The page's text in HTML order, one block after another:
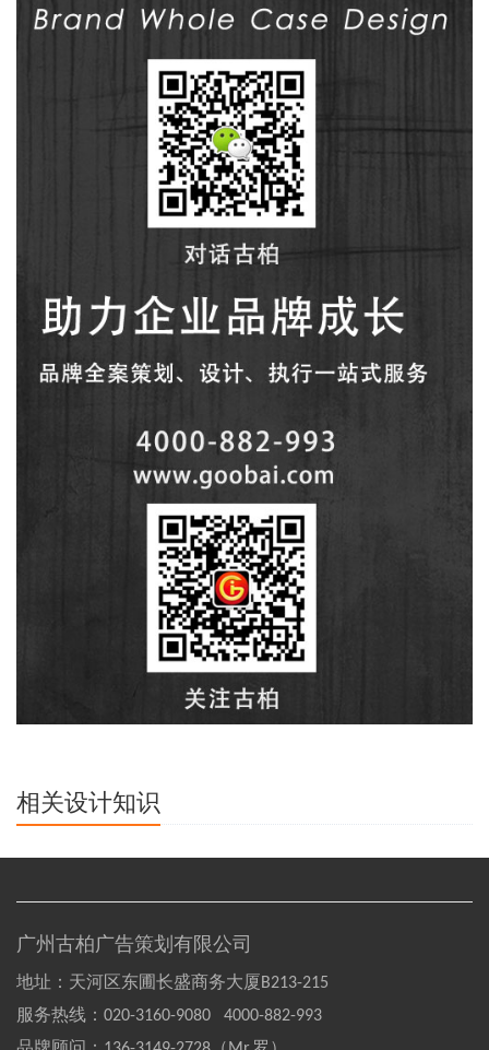
相关设计知识
广州古柏广告策划有限公司
地址：天河区东圃长盛商务大厦B213-215
服务热线： 020-3160-9080 4000-882-993